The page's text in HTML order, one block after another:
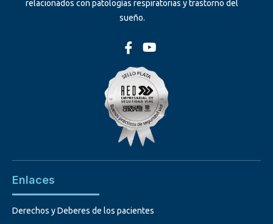
relacionados con patologías respiratorias y trastorno del
sueño.
Enlaces
Derechos y Deberes de los pacientes